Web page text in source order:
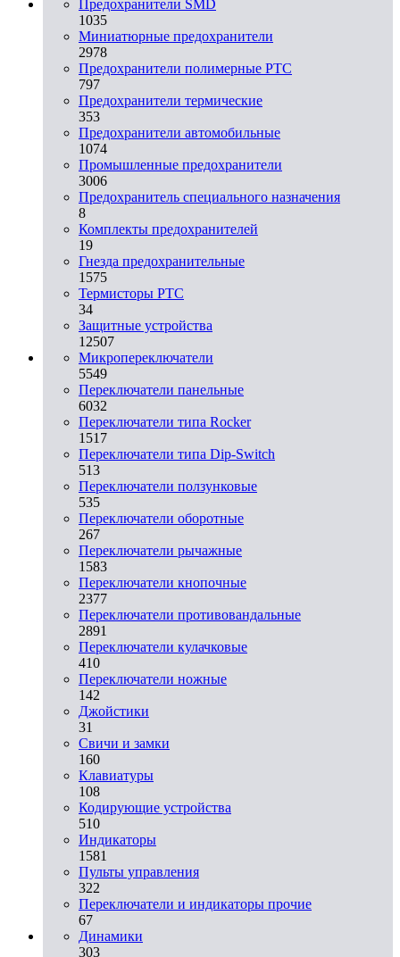
Предохранители SMD
1035
Миниатюрные предохранители
2978
Предохранители полимерные PTC
797
Предохранители термические
353
Предохранители автомобильные
1074
Промышленные предохранители
3006
Предохранитель специального назначения
8
Комплекты предохранителей
19
Гнезда предохранительные
1575
Термисторы PTC
34
Защитные устройства
12507
Микропереключатели
5549
Переключатели панельные
6032
Переключатели типа Rocker
1517
Переключатели типа Dip-Switch
513
Переключатели ползунковые
535
Переключатели оборотные
267
Переключатели рычажные
1583
Переключатели кнопочные
2377
Переключатели противовандальные
2891
Переключатели кулачковые
410
Переключатели ножные
142
Джойстики
31
Свичи и замки
160
Клавиатуры
108
Кодирующие устройства
510
Индикаторы
1581
Пульты управления
322
Переключатели и индикаторы прочие
67
Динамики
303